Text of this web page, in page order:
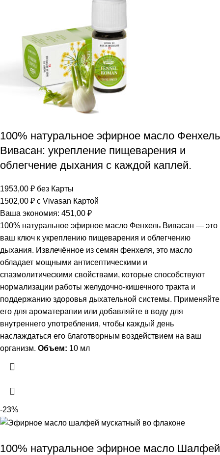
100% натуральное эфирное масло Фенхель
Вивасан: укрепление пищеварения и
облегчение дыхания с каждой каплей.
1953,00 ₽ без Карты
1502,00 ₽ с Vivasan Картой
Ваша экономия: 451,00 ₽
100% натуральное эфирное масло Фенхель Вивасан — это
ваш ключ к укреплению пищеварения и облегчению
дыхания. Извлечённое из семян фенхеля, это масло
обладает мощными антисептическими и
спазмолитическими свойствами, которые способствуют
нормализации работы желудочно-кишечного тракта и
поддержанию здоровья дыхательной системы. Применяйте
его для ароматерапии или добавляйте в воду для
внутреннего употребления, чтобы каждый день
наслаждаться его благотворным воздействием на ваш
организм. Объем: 10 мл
-23%
100% натуральное эфирное масло Шалфей